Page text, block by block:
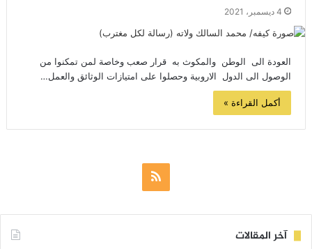
4 ديسمبر، 2021
العودة الى الوطن والمكوث به قرار صعب وخاصة لمن تمكنوا من
الوصول الى الدول الاروبية وحصلوا على امتيازات الوثائق والعمل…
أكمل القراءة »
ملخص
آخر المقالات